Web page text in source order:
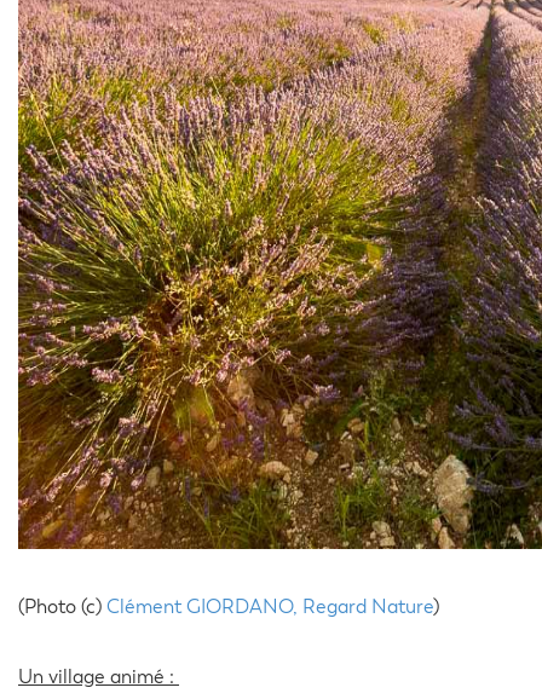
(Photo (c) Clément GIORDANO, Regard Nature)
Un village animé :